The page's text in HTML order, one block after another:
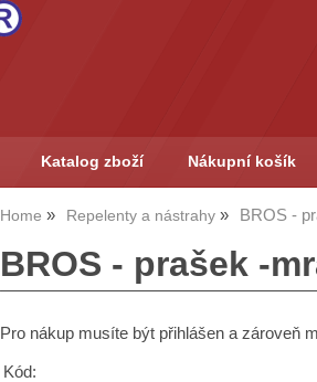
Katalog zboží Nákupní košík
Home Repelenty a nástrahy BROS -
BROS - prašek -
Pro nákup musíte být přihlášen a zároveň
Kód: